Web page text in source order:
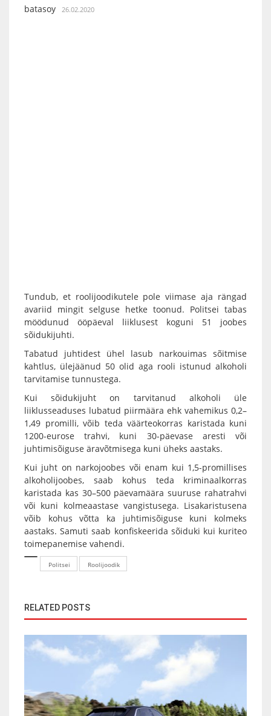
batasoy 26.02.2020
Tundub, et roolijoodikutele pole viimase aja rängad
avariid mingit selguse hetke toonud. Politsei tabas
möödunud ööpäeval liiklusest koguni 51 joobes
sõidukijuhti.
Tabatud juhtidest ühel lasub narkouimas sõitmise
kahtlus, ülejäänud 50 olid aga rooli istunud alkoholi
tarvitamise tunnustega.
Kui sõidukijuht on tarvitanud alkoholi üle
liiklusseaduses lubatud piirmäära ehk vahemikus 0,2–
1,49 promilli, võib teda väärteokorras karistada kuni
1200-eurose trahvi, kuni 30-päevase aresti või
juhtimisõiguse äravõtmisega kuni üheks aastaks.
Kui juht on narkojoobes või enam kui 1,5-promillises
alkoholijoobes, saab kohus teda kriminaalkorras
karistada kas 30–500 päevamäära suuruse rahatrahvi
või kuni kolmeaastase vangistusega. Lisakaristusena
võib kohus võtta ka juhtimisõiguse kuni kolmeks
aastaks. Samuti saab konfiskeerida sõiduki kui kuriteo
toimepanemise vahendi.
Politsei Roolijoodik
RELATED POSTS